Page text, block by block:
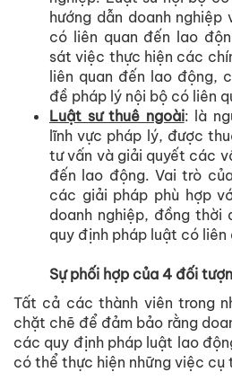
hướng dẫn doanh
có liên quan đến lao
sát việc thực hiện các
liên quan đến lao động,
đề pháp lý nội bộ có liên
Luật sư thuê ngoài: là
lĩnh vực pháp lý, được
tư vấn và giải quyết các
đến lao động. Vai trò
các giải pháp phù hợp
doanh nghiệp, đồng
quy định pháp luật có liên
Sự phối hợp của 4 đối
Tất cả các thành viên trong
chặt chẽ để đảm bảo rằng
các quy định pháp luật lao
có thể thực hiện những việc cụ